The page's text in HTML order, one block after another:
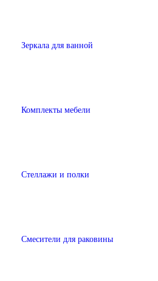
Зеркала для ванной
Комплекты мебели
Стеллажи и полки
Смесители для раковины